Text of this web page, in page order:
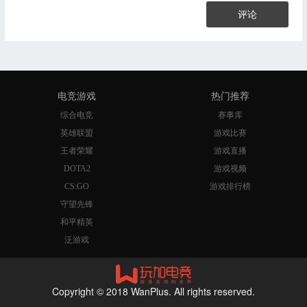
评论
电竞游戏
综合电竞
英雄联盟
王者荣耀
DOTA2
CS:GO
守望先锋
和平精英
泛游戏
热门推荐
赛事库
游戏比赛
游戏直播
游戏视频
游戏排行榜
Copyright © 2018 WanPlus. All rights reserved.